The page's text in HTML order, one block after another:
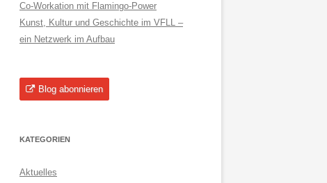
Co-Workation mit Flamingo-Power
Kunst, Kultur und Geschichte im VFLL –
ein Netzwerk im Aufbau
Blog abonnieren
KATEGORIEN
Aktuelles